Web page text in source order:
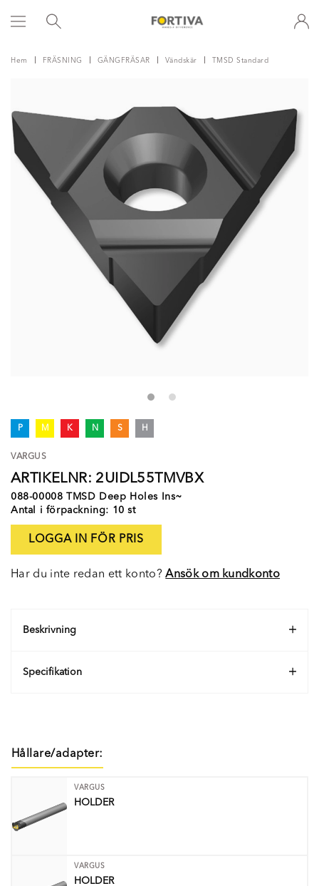
Hem FRÄSNING GÄNGFRÄSAR Vändskär TMSD Standard
P M K N S H
VARGUS
ARTIKELNR: 2UIDL55TMVBX
088-00008 TMSD Deep Holes Ins~
Antal i förpackning: 10 st
LOGGA IN FÖR PRIS
Har du inte redan ett konto?Ansök om kundkonto
Beskrivning
Specifikation
Hållare/adapter:
VARGUS
HOLDER
VARGUS
HOLDER